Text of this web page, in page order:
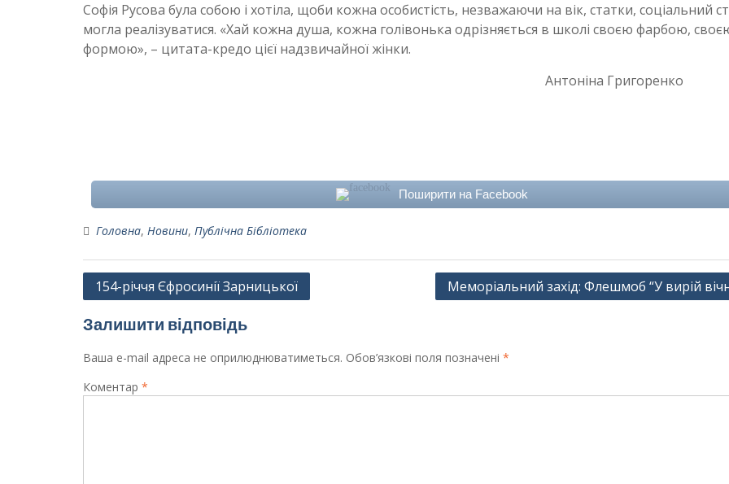
Софія Русова була собою і хотіла, щоби кожна особистість, незважаючи на вік, статки, соціальний
могла реалізуватися. «Хай кожна душа, кожна голівонька одрізняється в школі своєю фарбою,
формою», – цитата-кредо цієї надзвичайної жінки.
Антоніна Григоренко
Поширити на Facebook
Головна, Новини, Публічна Бібліотека
Навігація
154-річчя Єфросинії Зарницької Меморіальний захід: Флешмоб “У вирій
Залишити відповідь
Ваша e-mail адреса не оприлюднюватиметься. Обов’язкові поля позначені *
Коментар *